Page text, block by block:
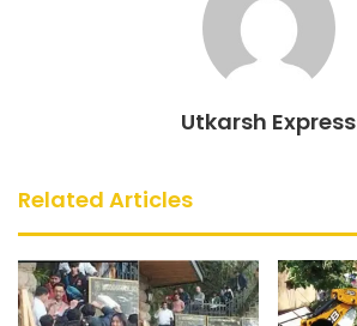
Utkarsh Express
Related Articles